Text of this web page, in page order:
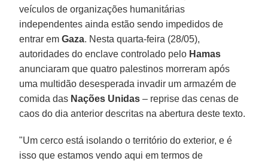
veículos de organizações humanitárias
independentes ainda estão sendo impedidos de
entrar emGaza. Nesta quarta-feira (28/05),
autoridades do enclave controlado pelo Hamas
anunciaram que quatro palestinos morreram após
uma multidão desesperada invadir um armazém de
comida das Nações Unidas – reprise das cenas de
caos do dia anterior descritas na abertura deste texto.
"Um cerco está isolando o território do exterior, e é
isso que estamos vendo aqui em termos de